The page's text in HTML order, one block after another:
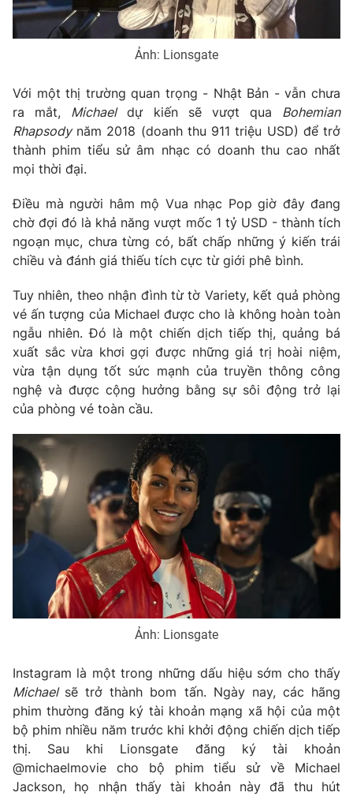
Khán giả
Âm nhạc
Du lịch
Chất lượng cuộc sống
Giáo dục
Học trực tuyến
Công nghệ
Hitech Công nghệ tương lai
Sản phẩm
Tư vấn
Giao lưu trực tuyến
Lịch phát sóng
Chuyên mục khác
Emagazine Podcast
Photo Infographic
Video Shorts video
VTV Money
VTV Sức khoẻ Bất động sản
Thị trường 24h Tấm lòng Việt
VTV4 Vươn mình bằng AI
VTV8
English
THỜI BÁO VTV
Theo dõi báo trên
Ảnh: Lionsgate
Với một thị trường quan trọng - Nhật Bản - vẫn chưa
ra mắt, Michaeldự kiến sẽ vượt qua Bohemian
Rhapsodynăm 2018 (doanh thu 911 triệu USD) để trở
thành phim tiểu sử âm nhạc có doanh thu cao nhất
mọi thời đại.
Điều mà người hâm mộ Vua nhạc Pop giờ đây đang
chờ đợi đó là khả năng vượt mốc 1 tỷ USD - thành tích
ngoạn mục, chưa từng có, bất chấp những ý kiến trái
chiều và đánh giá thiếu tích cực từ giới phê bình.
Tuy nhiên, theo nhận đình từ tờ Variety, kết quả phòng
vé ấn tượng của Michael được cho là không hoàn toàn
ngẫu nhiên. Đó là một chiến dịch tiếp thị, quảng bá
xuất sắc vừa khơi gợi được những giá trị hoài niệm,
vừa tận dụng tốt sức mạnh của truyền thông công
nghệ và được cộng hưởng bằng sự sôi động trở lại
của phòng vé toàn cầu.
Ảnh: Lionsgate
Instagram là một trong những dấu hiệu sớm cho thấy
Michael sẽ trở thành bom tấn. Ngày nay, các hãng
phim thường đăng ký tài khoản mạng xã hội của một
bộ phim nhiều năm trước khi khởi động chiến dịch tiếp
thị. Sau khi Lionsgate đăng ký tài khoản
@michaelmovie cho bộ phim tiểu sử về Michael
Jackson, họ nhận thấy tài khoản này đã thu hút